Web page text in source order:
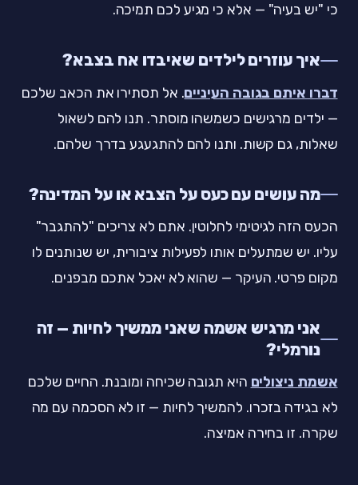
כי "יש בעיה" — אלא כי מגיע לכם תמיכה.
איך עוזרים לילדים שאיבדו אח בצבא?
דברו איתם בגובה העיניים. אל תסתירו את הכאב שלכם
— ילדים מרגישים כשמשהו מוסתר. תנו להם לשאול
שאלות, גם קשות. ותנו להם להתגעגע בדרך שלהם.
מה עושים עם כעס על הצבא או על המדינה?
הכעס הזה לגיטימי לחלוטין. אתם לא צריכים "להתגבר"
עליו. יש שמתעלים אותו לפעילות ציבורית, יש שנותנים לו
מקום פרטי. העיקר — שהוא לא יאכל אתכם מבפנים.
אני מרגיש אשמה שאני ממשיך לחיות — זה
נורמלי?
אשמת ניצולים היא תגובה שכיחה ומובנת. החיים שלכם
לא בגידה בזכרו. להמשיך לחיות — זו לא הסכמה עם מה
שקרה. זו בחירה אמיצה.